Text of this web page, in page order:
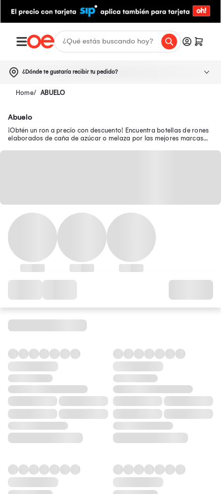
¿Dónde te gustaría recibir tu pedido?
ABUELO
Abuelo
¡Obtén un ron a precio con descuento! Encuentra botellas de rones
elaborados de caña de azúcar o melaza por las mejores marcas